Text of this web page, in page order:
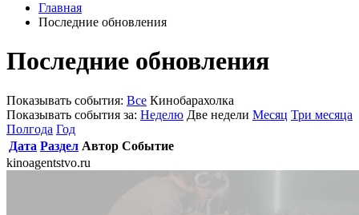
Главная
Последние обновления
Последние обновления
Показывать события: Все Кинобарахолка
Показывать события за: Неделю Две недели Месяц Три месяца
Полгода Год
Дата Раздел Автор Событие
kinoagentstvo.ru